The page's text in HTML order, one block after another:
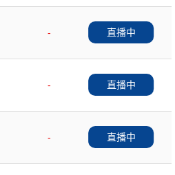
-
直播中
-
直播中
-
直播中